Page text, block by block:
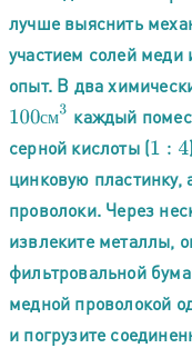
лучше выяснить
участием солей меди
опыт. В два
см
100см3 каждый
серной кислоты (1: 4
цинковую пластинку,
проволоки. Через
извлеките металлы,
фильтровальной
медной проволокой
и погрузите